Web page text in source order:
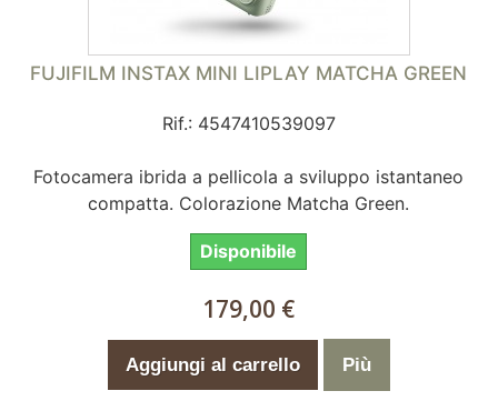
FUJIFILM INSTAX MINI LIPLAY MATCHA GREEN
Rif.: 4547410539097
Fotocamera ibrida a pellicola a sviluppo istantaneo
compatta. Colorazione Matcha Green.
Disponibile
179,00 €
Aggiungi al carrello Più